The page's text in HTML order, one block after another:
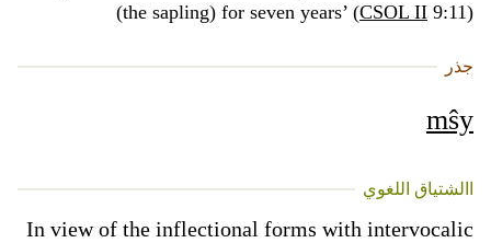
(the sapling) for seven years’ (CSOL II 9:11)
جذر
mŝy
االشتياق اللغوي
In view of the inflectional forms with intervocalic